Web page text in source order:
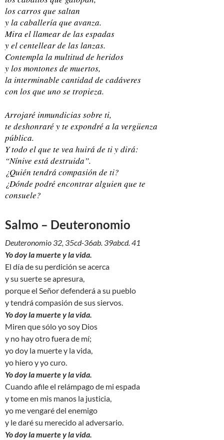
los carros que saltan
y la caballería que avanza.
Mira el llamear de las espadas
y el centellear de las lanzas.
Contempla la multitud de heridos
y los montones de muertos,
la interminable cantidad de cadáveres
con los que uno se tropieza.
Arrojaré inmundicias sobre ti,
te deshonraré y te expondré a la vergüenza
pública.
Y todo el que te vea huirá de ti y dirá:
“Nínive está destruida”.
¿Quién tendrá compasión de ti?
¿Dónde podré encontrar alguien que te
consuele?
Salmo – Deuteronomio
Deuteronomio 32, 35cd-36ab. 39abcd. 41
Yo doy la muerte y la vida.
El día de su perdición se acerca
y su suerte se apresura,
porque el Señor defenderá a su pueblo
y tendrá compasión de sus siervos.
Yo doy la muerte y la vida.
Miren que sólo yo soy Dios
y no hay otro fuera de mí;
yo doy la muerte y la vida,
yo hiero y yo curo.
Yo doy la muerte y la vida.
Cuando afile el relámpago de mi espada
y tome en mis manos la justicia,
yo me vengaré del enemigo
y le daré su merecido al adversario.
Yo doy la muerte y la vida.